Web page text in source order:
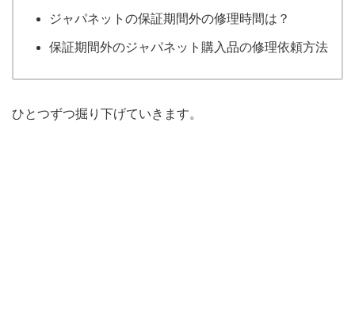
ジャパネットの保証期間外の修理時間は？
保証期間外のジャパネット購入品の修理依頼方法
ひとつずつ掘り下げていきます。